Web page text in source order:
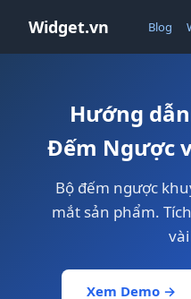
Widget.vn Blog
Hướng
Đếm Ngược
Bộ đếm ngược
mắt sản phẩm.
Xem Demo →